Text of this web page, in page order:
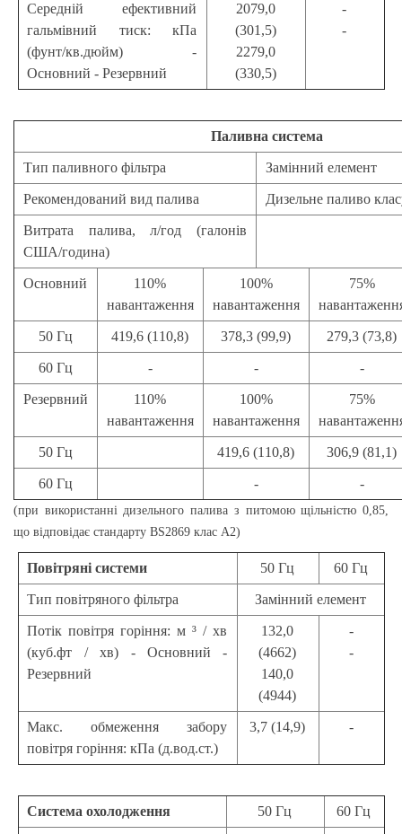
Середній ефективний
гальмівний тиск: кПа
(фунт/кв.дюйм) -
Основний - Резервний
2079,0
(301,5)
2279,0
(330,5)
-
-
Паливна система
Тип паливного фільтра Замінний елемент
Рекомендований вид палива Дизельне паливо
Витрата палива, л/год (галонів
США/година)
Основний
110%
навантаження
100%
навантаження
75%
50 Гц 419,6 (110,8) 378,3 (99,9) 279,3 (73,8)
60 Гц - - -
Резервний
110%
навантаження
100%
навантаження
75%
50 Гц 419,6 (110,8) 306,9 (81,1)
60 Гц - -
(при використанні дизельного палива з питомою щільністю 0,85,
що відповідає стандарту BS2869 клас А2)
Повітряні системи 50 Гц 60 Гц
Тип повітряного фільтра Замінний елемент
Потік повітря горіння: м ³ / хв
(куб.фт / хв) - Основний -
Резервний
132,0
(4662)
140,0
(4944)
-
-
Макс. обмеження забору
повітря горіння: кПа (д.вод.ст.)
3,7 (14,9) -
Система охолодження 50 Гц 60 Гц